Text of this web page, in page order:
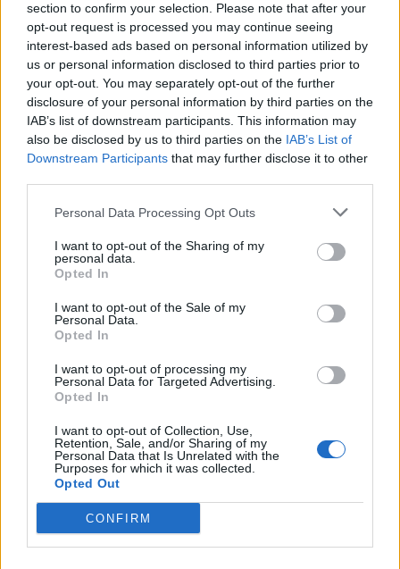
section to confirm your selection. Please note that after your
opt-out request is processed you may continue seeing
interest-based ads based on personal information utilized by
us or personal information disclosed to third parties prior to
your opt-out. You may separately opt-out of the further
disclosure of your personal information by third parties on the
IAB’s list of downstream participants. This information may
also be disclosed by us to third parties on the IAB’s List of
Downstream Participants that may further disclose it to other
Personal Data Processing Opt Outs
I want to opt-out of the Sharing of my
personal data.
Opted In
I want to opt-out of the Sale of my
Personal Data.
Opted In
I want to opt-out of processing my
Personal Data for Targeted Advertising.
Opted In
I want to opt-out of Collection, Use,
Retention, Sale, and/or Sharing of my
Personal Data that Is Unrelated with the
Purposes for which it was collected.
Opted Out
CONFIRM
Sábado –17/05 – 17h00
Sabrosa-Abambres
Árbitro: Márcio Ribeiro
Assistentes: Mário Monteiro e Filipe Ferreira
Cumieira-Cerva
Domingo –18/05 – 17h00
Árbitro: Alex Cunha
Assistentes: Jorge Capela e Gonçalo Alves
Artigo anterior